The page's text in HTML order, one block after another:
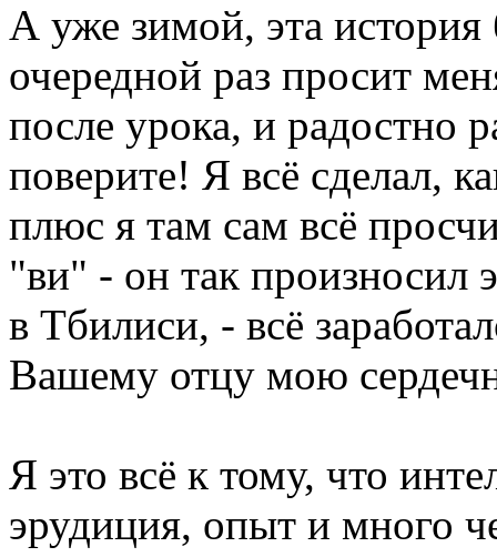
А уже зимой, эта история
очередной раз просит
после урока, и радостно
поверите! Я всё сделал,
плюс я там сам всё
"ви" - он так произносил
в Тбилиси, - всё
Вашему отцу мою
Я это всё к тому, что
эрудиция, опыт и много